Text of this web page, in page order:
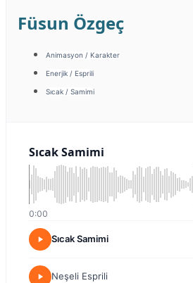
Füsun Özgeç
Animasyon / Karakter
Enerjik / Esprili
Sıcak / Samimi
Sıcak Samimi
0:00
Sıcak Samimi
Neşeli Esprili